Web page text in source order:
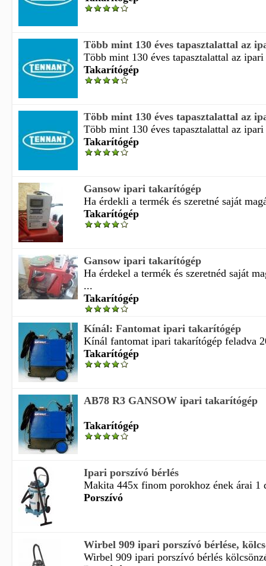
Több mint 130 éves tapasztalattal az
Több mint 130 éves tapasztalattal az
Takarítógép
Több mint 130 éves tapasztalattal az
Több mint 130 éves tapasztalattal az
Takarítógép
Gansow ipari takarítógép
Ha érdekli a termék és szeretné saját
Takarítógép
Gansow ipari takarítógép
Ha érdekel a termék és szeretnéd saját
...
Takarítógép
Kínál: Fantomat ipari takarítógép
Kínál fantomat ipari takarítógép feladva
Takarítógép
AB78 R3 GANSOW ipari takarítógép
Takarítógép
Ipari porszívó bérlés
Makita 445x finom porokhoz ének árai 1
Porszívó
Wirbel 909 ipari porszívó bérlése,
Wirbel 909 ipari porszívó bérlés